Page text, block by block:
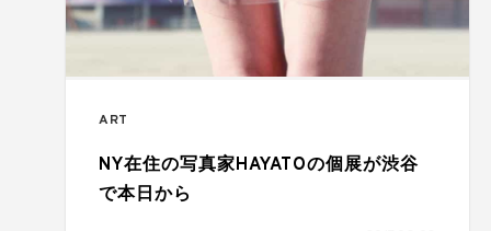
ART
NY在住の写真家HAYATOの個展が渋谷
で本日から